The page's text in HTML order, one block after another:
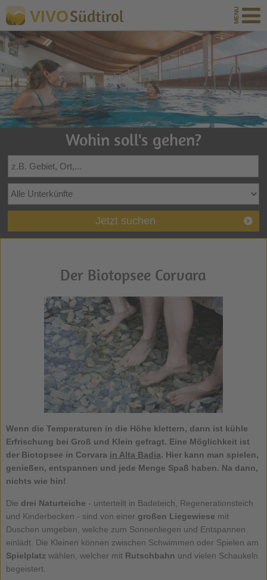
VIVOSüdtirol
Wohin soll's gehen?
Jetzt suchen
Der Biotopsee Corvara
Wenn die Temperaturen in die Höhe klettern, dann ist kühle
Erfrischung bei Groß und Klein gefragt. Eine Möglichkeit ist
der Biotopsee in Corvara in Alta Badia. Hier kann man spielen,
genießen, entspannen und jede Menge Spaß haben. Na dann,
nichts wie hin!
Die drei Naturteiche - unterteilt in Badeteich, Regenerationsteich
und Kinderbecken - sind von einer großen Liegewiese mit
Duschen umgeben, welche zum Sonnenliegen und Entspannen
einlädt. Die Kleinen können zwischen Schwimmen oder Spielen am
Spielplatz wählen, welcher mit Rutschbahn und vielen Schaukeln
begeistert.